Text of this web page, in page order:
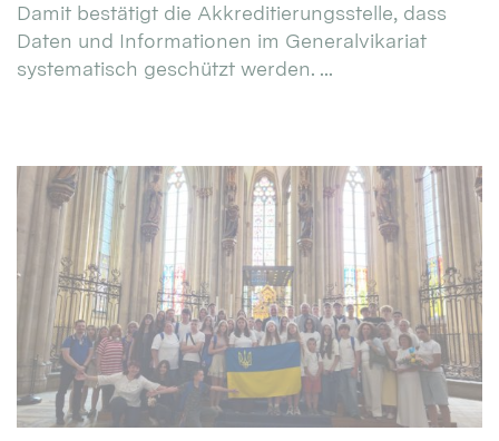
Damit bestätigt die Akkreditierungsstelle, dass
Daten und Informationen im Generalvikariat
systematisch geschützt werden. ...